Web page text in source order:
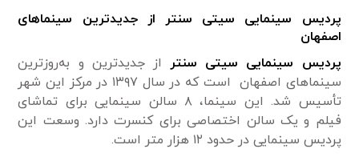
پردیس سینمایی سیتی سنتر از جدیدترین سینماهای
اصفهان
پردیس سینمایی سیتی سنتر از جدیدترین و به‌روزترین
سینماهای اصفهان است که در سال ۱۳۹۷ در مرکز این شهر
تأسیس شد. این سینما، ۸ سالن سینمایی برای تماشای
فیلم و یک سالن اختصاصی برای کنسرت دارد. وسعت این
پردیس سینمایی در حدود ۱۲ هزار متر است.